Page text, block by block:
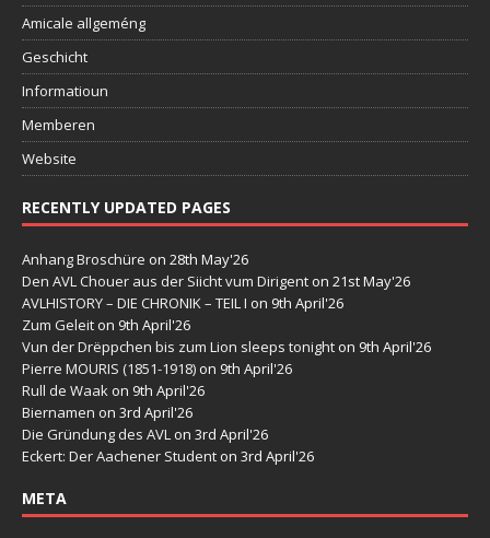
Amicale allgeméng
Geschicht
Informatioun
Memberen
Website
RECENTLY UPDATED PAGES
Anhang Broschüre on 28th May'26
Den AVL Chouer aus der Siicht vum Dirigent on 21st May'26
AVLHISTORY – DIE CHRONIK – TEIL I on 9th April'26
Zum Geleit on 9th April'26
Vun der Drëppchen bis zum Lion sleeps tonight on 9th April'26
Pierre MOURIS (1851-1918) on 9th April'26
Rull de Waak on 9th April'26
Biernamen on 3rd April'26
Die Gründung des AVL on 3rd April'26
Eckert: Der Aachener Student on 3rd April'26
META